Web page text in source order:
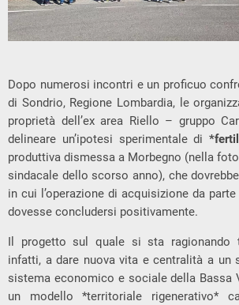
Dopo numerosi incontri e un proficuo
di Sondrio, Regione Lombardia, le
proprietà dell’ex area Riello – gruppo
delineare un’ipotesi sperimentale di*
produttiva dismessa a Morbegno (nella
sindacale dello scorso anno), che
in cui l’operazione di acquisizione da
dovesse concludersi positivamente.
Il progetto sul quale si sta ragionando
infatti, a dare nuova vita e centralità a un
sistema economico e sociale della Bassa
un modello *territoriale rigenerativo*